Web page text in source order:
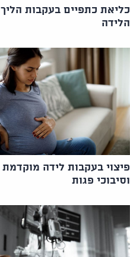
כליאת כתפיים בעקבות הליך
הלידה
פיצוי בעקבות לידה מוקדמת
וסיבוכי פגות